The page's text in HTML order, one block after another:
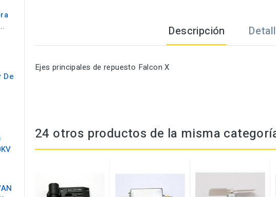
De
Descripción
Ejes principales de repuesto Falcon X
24 otros productos de la misma